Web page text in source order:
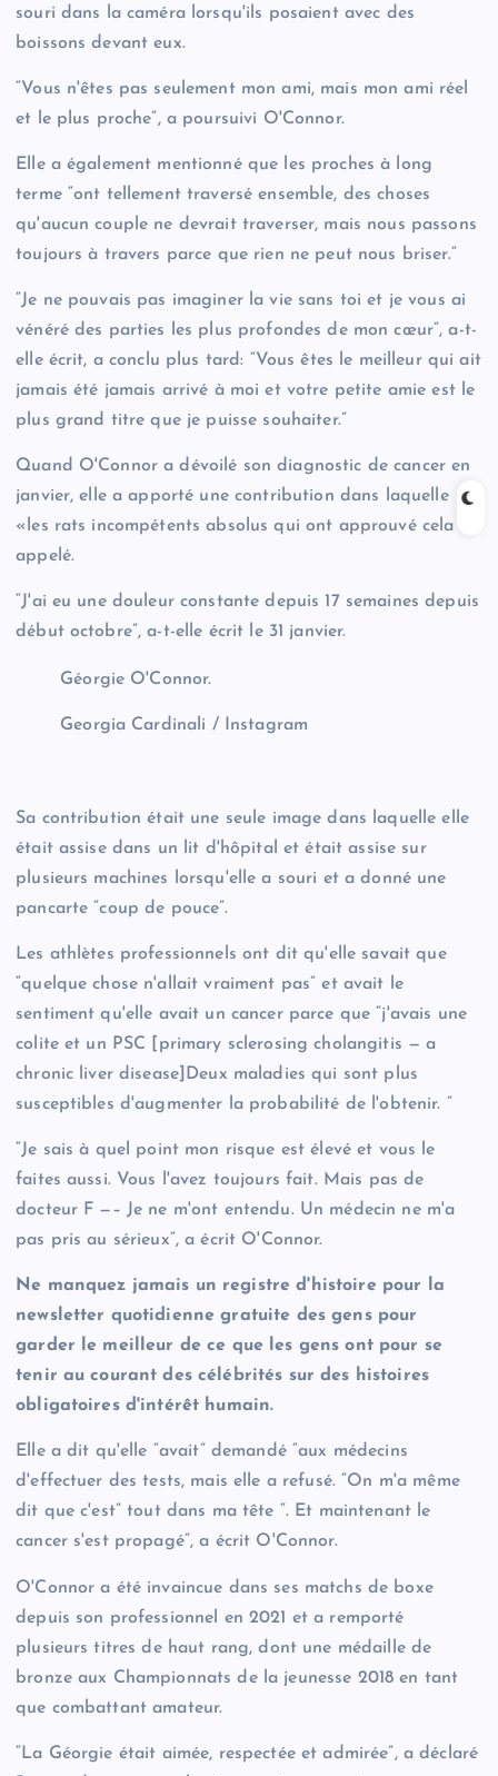
souri dans la caméra lorsqu'ils posaient avec des
boissons devant eux.
“Vous n'êtes pas seulement mon ami, mais mon ami réel
et le plus proche”, a poursuivi O'Connor.
Elle a également mentionné que les proches à long
terme “ont tellement traversé ensemble, des choses
qu'aucun couple ne devrait traverser, mais nous passons
toujours à travers parce que rien ne peut nous briser.”
“Je ne pouvais pas imaginer la vie sans toi et je vous ai
vénéré des parties les plus profondes de mon cœur”, a-t-
elle écrit, a conclu plus tard: “Vous êtes le meilleur qui ait
jamais été jamais arrivé à moi et votre petite amie est le
plus grand titre que je puisse souhaiter.”
Quand O'Connor a dévoilé son diagnostic de cancer en
janvier, elle a apporté une contribution dans laquelle
«les rats incompétents absolus qui ont approuvé cela
appelé.
“J'ai eu une douleur constante depuis 17 semaines depuis
début octobre”, a-t-elle écrit le 31 janvier.
Géorgie O'Connor.
Georgia Cardinali / Instagram
Sa contribution était une seule image dans laquelle elle
était assise dans un lit d'hôpital et était assise sur
plusieurs machines lorsqu'elle a souri et a donné une
pancarte “coup de pouce”.
Les athlètes professionnels ont dit qu'elle savait que
“quelque chose n'allait vraiment pas” et avait le
sentiment qu'elle avait un cancer parce que “j'avais une
colite et un PSC [primary sclerosing cholangitis — a
chronic liver disease]Deux maladies qui sont plus
susceptibles d'augmenter la probabilité de l'obtenir. ”
“Je sais à quel point mon risque est élevé et vous le
faites aussi. Vous l'avez toujours fait. Mais pas de
docteur F —– Je ne m'ont entendu. Un médecin ne m'a
pas pris au sérieux”, a écrit O'Connor.
Ne manquez jamais un registre d'histoire pour la
newsletter quotidienne gratuite des gens pour
garder le meilleur de ce que les gens ont pour se
tenir au courant des célébrités sur des histoires
obligatoires d'intérêt humain.
Elle a dit qu'elle “avait” demandé “aux médecins
d'effectuer des tests, mais elle a refusé. “On m'a même
dit que c'est” tout dans ma tête “. Et maintenant le
cancer s'est propagé”, a écrit O'Connor.
O'Connor a été invaincue dans ses matchs de boxe
depuis son professionnel en 2021 et a remporté
plusieurs titres de haut rang, dont une médaille de
bronze aux Championnats de la jeunesse 2018 en tant
que combattant amateur.
“La Géorgie était aimée, respectée et admirée”, a déclaré